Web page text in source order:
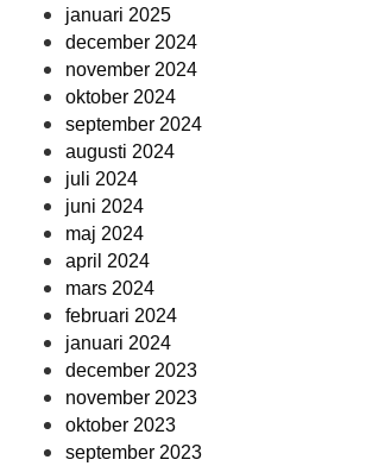
januari 2025
december 2024
november 2024
oktober 2024
september 2024
augusti 2024
juli 2024
juni 2024
maj 2024
april 2024
mars 2024
februari 2024
januari 2024
december 2023
november 2023
oktober 2023
september 2023